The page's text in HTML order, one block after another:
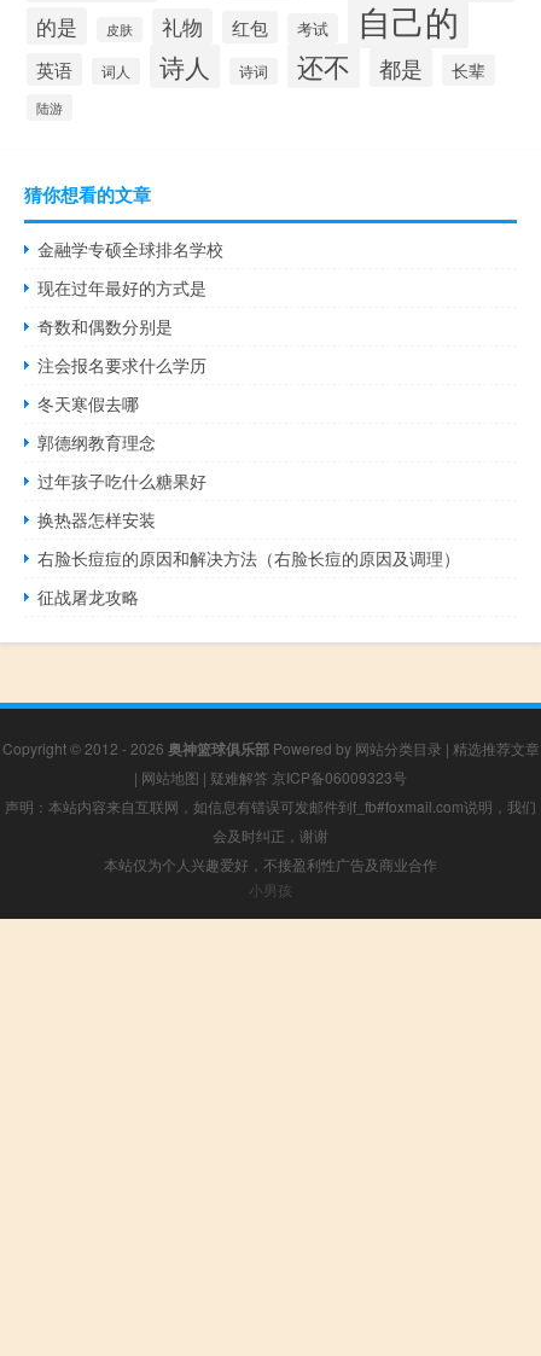
的是 皮肤 礼物 红包 考试 自己的
英语 词人 诗人 诗词 还不 都是 长辈
陆游
猜你想看的文章
金融学专硕全球排名学校
现在过年最好的方式是
奇数和偶数分别是
注会报名要求什么学历
冬天寒假去哪
郭德纲教育理念
过年孩子吃什么糖果好
换热器怎样安装
右脸长痘痘的原因和解决方法（右脸长痘的原因及调理）
征战屠龙攻略
Copyright © 2012 - 2026 奥神篮球俱乐部Powered by 网站分类目录 | 精选推荐文章
| 网站地图 | 疑难解答 京ICP备06009323号
声明：本站内容来自互联网，如信息有错误可发邮件到f_fb#foxmail.com说明，我们
会及时纠正，谢谢
本站仅为个人兴趣爱好，不接盈利性广告及商业合作
小男孩